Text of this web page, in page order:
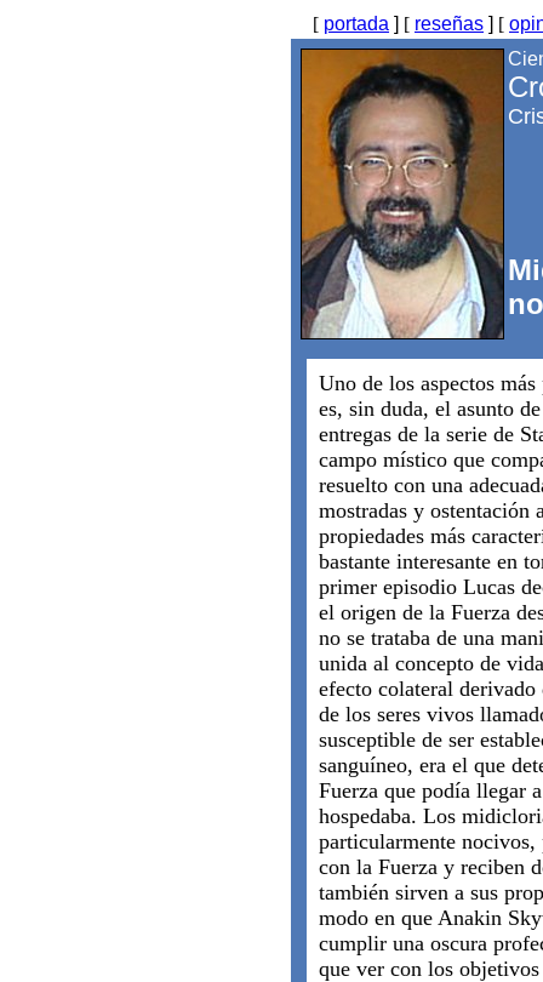
[ portada ] [ reseñas ] [
Uno de los aspectos
es, sin duda, el asunto
entregas de la serie de
campo místico que
resuelto con una
mostradas y ostentación
propiedades más
bastante interesante en
primer episodio Lucas
el origen de la Fuerza
no se trataba de una
unida al concepto de
efecto colateral
de los seres vivos
susceptible de ser
sanguíneo, era el que
Fuerza que podía llegar
hospedaba. Los
particularmente
con la Fuerza y reciben
también sirven a sus
modo en que Anakin
cumplir una oscura
que ver con los